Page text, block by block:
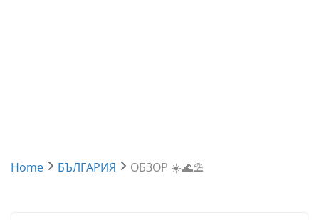
Home БЪЛГАРИЯ ОБЗОР ☀️🌊⛱